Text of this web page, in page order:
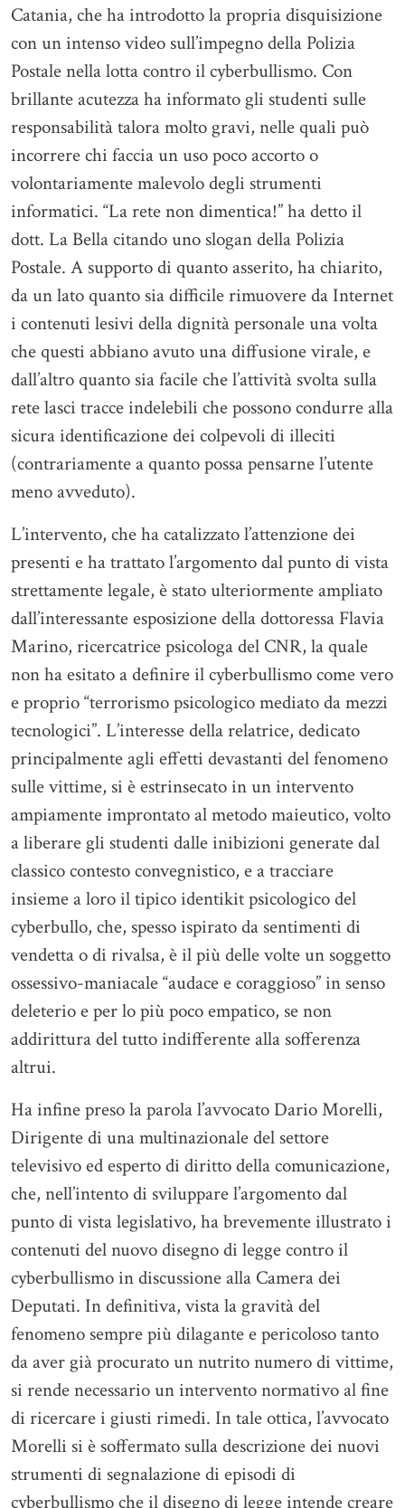
Catania, che ha introdotto la propria disquisizione
con un intenso video sull’impegno della Polizia
Postale nella lotta contro il cyberbullismo. Con
brillante acutezza ha informato gli studenti sulle
responsabilità talora molto gravi, nelle quali può
incorrere chi faccia un uso poco accorto o
volontariamente malevolo degli strumenti
informatici. “La rete non dimentica!” ha detto il
dott. La Bella citando uno slogan della Polizia
Postale. A supporto di quanto asserito, ha chiarito,
da un lato quanto sia difficile rimuovere da Internet
i contenuti lesivi della dignità personale una volta
che questi abbiano avuto una diffusione virale, e
dall’altro quanto sia facile che l’attività svolta sulla
rete lasci tracce indelebili che possono condurre alla
sicura identificazione dei colpevoli di illeciti
(contrariamente a quanto possa pensarne l’utente
meno avveduto).
L’intervento, che ha catalizzato l’attenzione dei
presenti e ha trattato l’argomento dal punto di vista
strettamente legale, è stato ulteriormente ampliato
dall’interessante esposizione della dottoressa Flavia
Marino, ricercatrice psicologa del CNR, la quale
non ha esitato a definire il cyberbullismo come vero
e proprio “terrorismo psicologico mediato da mezzi
tecnologici”. L’interesse della relatrice, dedicato
principalmente agli effetti devastanti del fenomeno
sulle vittime, si è estrinsecato in un intervento
ampiamente improntato al metodo maieutico, volto
a liberare gli studenti dalle inibizioni generate dal
classico contesto convegnistico, e a tracciare
insieme a loro il tipico identikit psicologico del
cyberbullo, che, spesso ispirato da sentimenti di
vendetta o di rivalsa, è il più delle volte un soggetto
ossessivo-maniacale “audace e coraggioso” in senso
deleterio e per lo più poco empatico, se non
addirittura del tutto indifferente alla sofferenza
altrui.
Ha infine preso la parola l’avvocato Dario Morelli,
Dirigente di una multinazionale del settore
televisivo ed esperto di diritto della comunicazione,
che, nell’intento di sviluppare l’argomento dal
punto di vista legislativo, ha brevemente illustrato i
contenuti del nuovo disegno di legge contro il
cyberbullismo in discussione alla Camera dei
Deputati. In definitiva, vista la gravità del
fenomeno sempre più dilagante e pericoloso tanto
da aver già procurato un nutrito numero di vittime,
si rende necessario un intervento normativo al fine
di ricercare i giusti rimedi. In tale ottica, l’avvocato
Morelli si è soffermato sulla descrizione dei nuovi
strumenti di segnalazione di episodi di
cyberbullismo che il disegno di legge intende creare